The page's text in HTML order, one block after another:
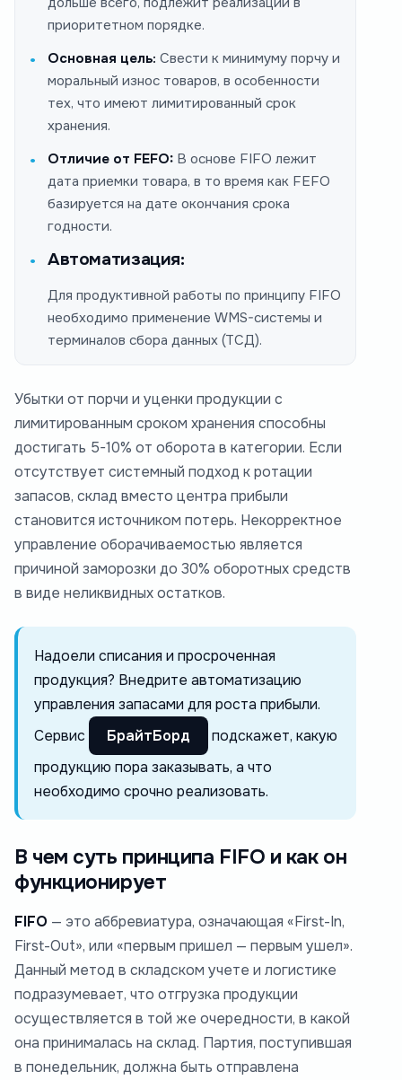
приоритетном порядке.
Основная цель: Свести к минимуму порчу и
моральный износ товаров, в особенности
тех, что имеют лимитированный срок
хранения.
Отличие от FEFO: В основе FIFO лежит
дата приемки товара, в то время как FEFO
базируется на дате окончания срока
годности.
Автоматизация:
Для продуктивной работы по принципу FIFO
необходимо применение WMS-системы и
терминалов сбора данных (ТСД).
Убытки от порчи и уценки продукции с
лимитированным сроком хранения способны
достигать 5-10% от оборота в категории. Если
отсутствует системный подход к ротации
запасов, склад вместо центра прибыли
становится источником потерь. Некорректное
управление оборачиваемостью является
причиной заморозки до 30% оборотных средств
в виде неликвидных остатков.
Надоели списания и просроченная
продукция? Внедрите автоматизацию
управления запасами для роста прибыли.
Сервис
БрайтБорд
подскажет, какую
продукцию пора заказывать, а что
необходимо срочно реализовать.
В чем суть принципа FIFO и как он
функционирует
FIFO — это аббревиатура, означающая «First-In,
First-Out», или «первым пришел — первым ушел».
Данный метод в складском учете и логистике
подразумевает, что отгрузка продукции
осуществляется в той же очередности, в какой
она принималась на склад. Партия, поступившая
в понедельник, должна быть отправлена